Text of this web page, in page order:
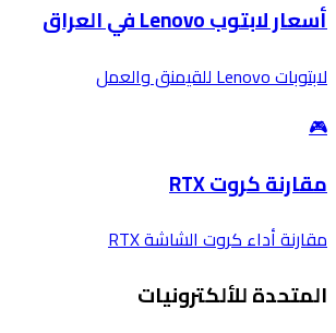
أسعار لابتوب Lenovo في العراق
لابتوبات Lenovo للقيمنق والعمل
🎮
مقارنة كروت RTX
مقارنة أداء كروت الشاشة RTX
المتحدة للألكترونيات